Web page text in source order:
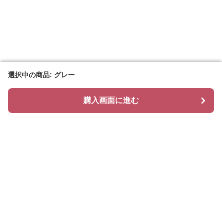
選択中の商品: グレー
購入画面に進む
選択中の商品: グレー
購入画面に進む